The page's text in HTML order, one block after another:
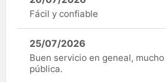
Fácil y confiable
25/07/2026
Buen servicio en geneal,
pública.